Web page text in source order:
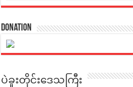
Donation
ပဲခူးတိုင်းဒေသကြီး